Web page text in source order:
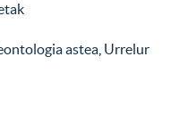
astea Urrelur